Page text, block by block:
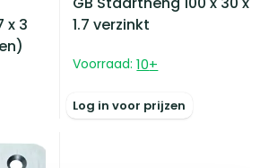
x 3
1.7 verzinkt
Voorraad: 10+
Log in voor prijzen